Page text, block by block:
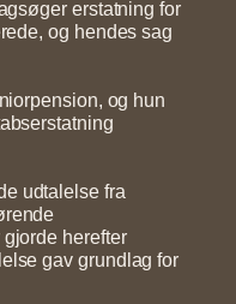
erstatning for
og hendes sag
og hun
udtalelse fra
herefter
gav grundlag for